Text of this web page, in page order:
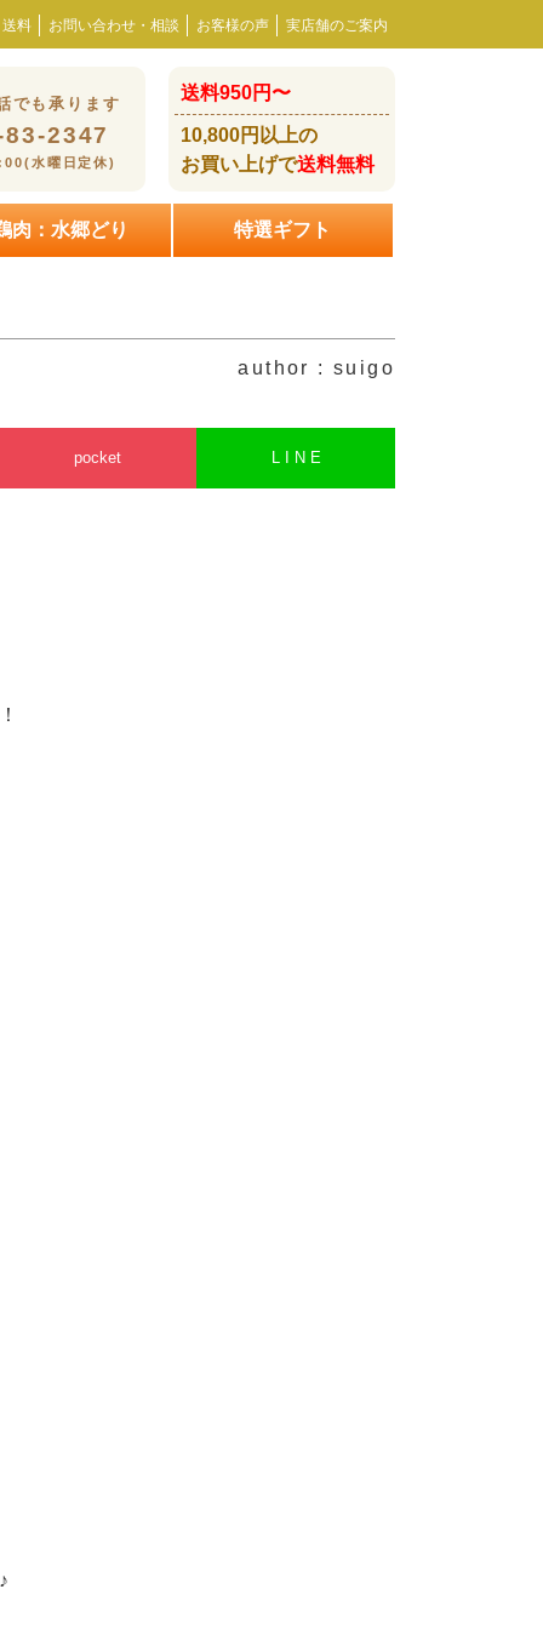
料 お問い合わせ・相談 お客様の声 実店舗のご案内
でも承ります
2347
水曜日定休)
送料950円〜
10,800円以上の
お買い上げで送料無料
肉：水郷どり 特選ギフト
author : suigo
pocket L I N E